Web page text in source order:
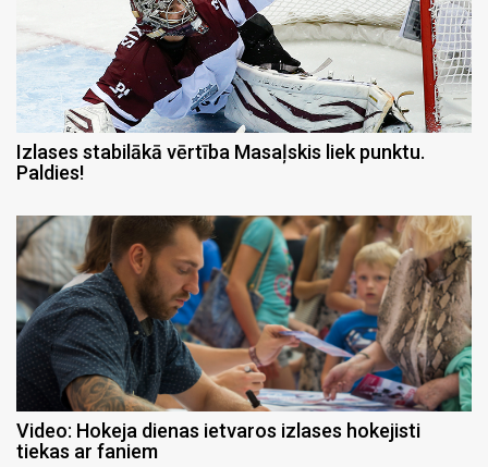
Izlases stabilākā vērtība Masaļskis liek punktu.
Paldies!
Video: Hokeja dienas ietvaros izlases hokejisti
tiekas ar faniem